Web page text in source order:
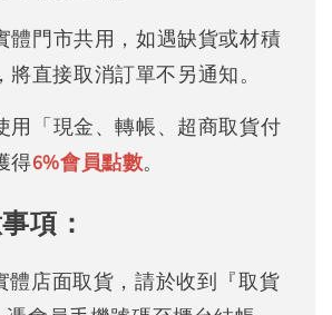
體門市共用，如遇缺貨或材積
直接取消訂單不另通知。
用「現金、轉帳、超商取貨付
得6%會員點數。
項：
體店面取貨，請於收到『取貨